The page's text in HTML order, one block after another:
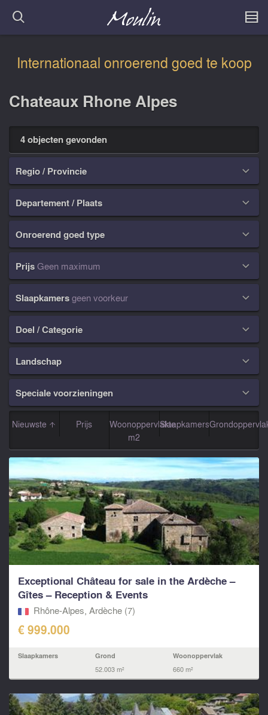
Internationaal onroerend goed te koop
Chateaux Rhone Alpes
4 objecten gevonden
Regio / Provincie 
Departement / Plaats 
Onroerend goed type 
PrijsGeen maximum 
Slaapkamersgeen voorkeur 
Doel / Categorie 
Landschap 
Speciale voorzieningen 
Nieuwste Prijs
Woonoppervlakte
m2
Slaapkamers
Exceptional Château for sale in the Ardèche –
Gîtes – Reception & Events
Rhône-Alpes, Ardèche (7)
€ 999.000
Slaapkamers Grond
52.003 m²
Woonoppervlak
660 m²